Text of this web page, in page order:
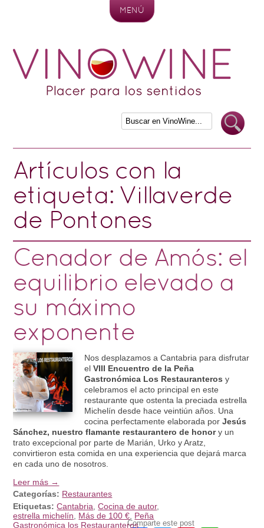
MENÚ
Artículos con la
etiqueta: Villaverde
de Pontones
Cenador de Amós: el
equilibrio elevado a
su máximo
exponente
Nos desplazamos a Cantabria para disfrutar
elVIII Encuentro de la Peña
Gastronómica Los Restauranterosy
celebramos el acto principal en este
restaurante que ostenta la preciada estrella
Michelín desde hace veintiún años. Una
cocina perfectamente elaborada porJesús
Sánchez, nuestro flamante restaurantero de honory un
trato excepcional por parte de Marián, Urko y Aratz,
convirtieron esta comida en una experiencia que dejará marca
en cada uno de nosotros.
Leer más →
Categorías: Restaurantes
Etiquetas: Cantabria ,Cocina de autor,
estrella michelín
Más de 100 € Peña
Gastronómica los Restauranteros,
Comparte este post